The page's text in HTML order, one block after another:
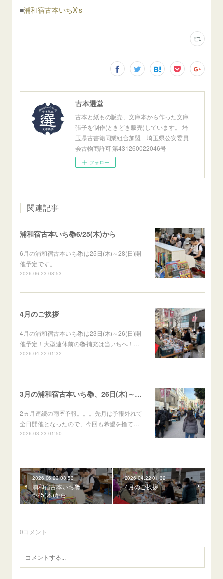
■浦和宿古本いちX's
古本選堂
古本と紙もの販売、文庫本から作った文庫
張子を制作(ときどき販売)しています。 埼
玉県古書籍同業組合加盟 埼玉県公安委員
会古物商許可 第431260022046号
フォロー
関連記事
浦和宿古本いち📚6/25(木)から
6月の浦和宿古本いち📚は25日(木)～28(日)開
催予定です。
2026.06.23 08:53
4月のご挨拶
4月の浦和宿古本いち📚は23日(木)～26(日)開
催予定！大型連休前の📚補充は当いちへ！…
2026.04.22 01:32
3月の浦和宿古本いち📚、26日(木)～29(日)開催予定
2ヵ月連続の雨☔予報。。。先月は予報外れて
全日開催となったので、今回も希望を捨て…
2026.03.23 01:50
2026.06.23 08:53
浦和宿古本いち📚
6/25(木)から
2026.04.22 01:32
4月のご挨拶
0コメント